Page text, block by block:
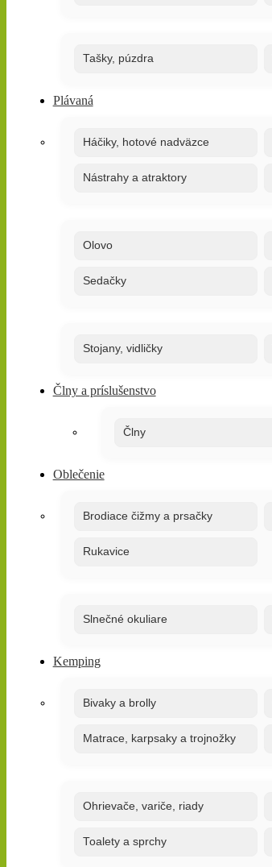
Tašky, púzdra
Plávaná
Háčiky, hotové nadväzce
Nástrahy a atraktory
Olovo
Sedačky
Stojany, vidličky
Člny a príslušenstvo
Člny
Oblečenie
Brodiace čižmy a prsačky
Rukavice
Slnečné okuliare
Kemping
Bivaky a brolly
Matrace, karpsaky a trojnožky
Ohrievače, variče, riady
Toalety a sprchy